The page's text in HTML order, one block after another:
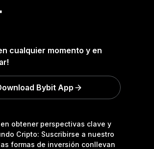
obtener perspectivas clave y
Cripto: Suscribirse a nuestro
formas de inversión conllevan
cualquier momento y en
Bybit App